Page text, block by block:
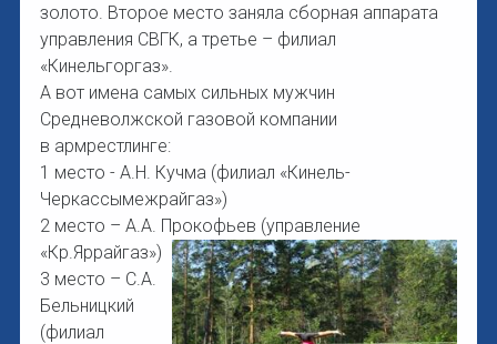
золото. Второе место заняла сборная аппарата
управления СВГК, а третье – филиал
«Кинельгоргаз».
А вот имена самых сильных мужчин
Средневолжской газовой компании
в армрестлинге:
1 место - А.Н. Кучма (филиал «Кинель-
Черкассымежрайгаз»)
2 место – А.А. Прокофьев (управление
«Кр.Яррайгаз»)
3 место – С.А.
Бельницкий
(филиал